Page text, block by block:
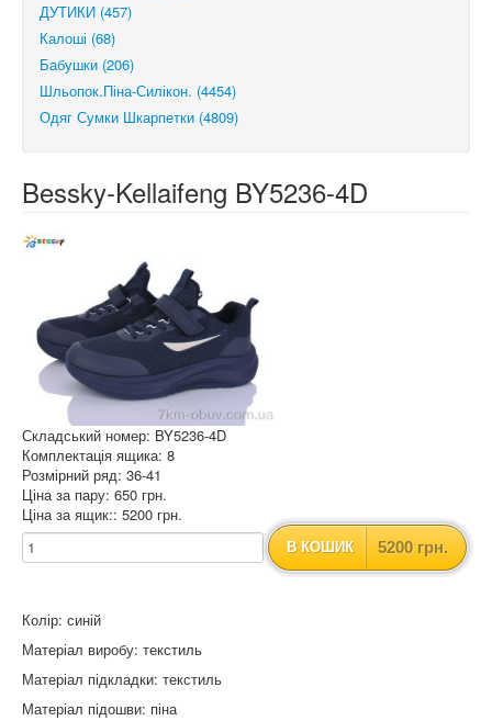
ДУТИКИ (457)
Калоші (68)
Бабушки (206)
Шльопок.Піна-Силікон. (4454)
Одяг Сумки Шкарпетки (4809)
Bessky-Kellaifeng BY5236-4D
Складський номер: BY5236-4D
Комплектація ящика: 8
Розмірний ряд: 36-41
Ціна за пару: 650 грн.
Ціна за ящик:: 5200 грн.
В КОШИК 5200 грн.
Колір: синій
Матеріал виробу: текстиль
Матеріал підкладки: текстиль
Матеріал підошви: піна